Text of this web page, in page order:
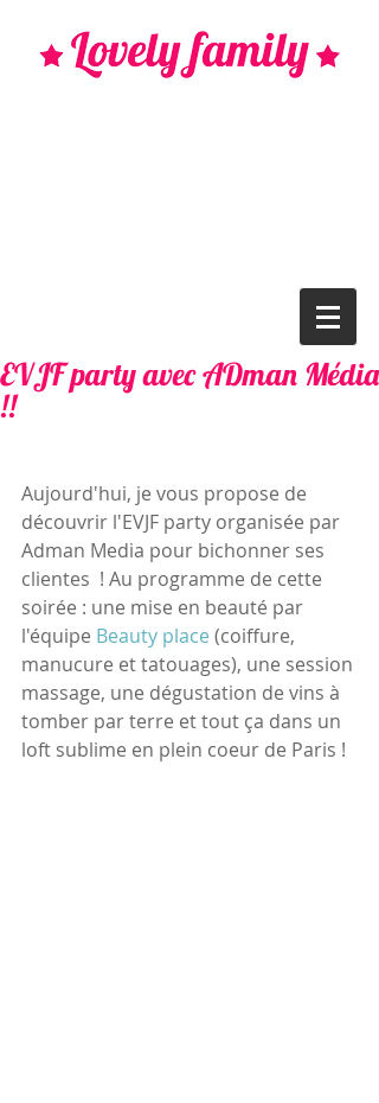
EVJF party avec ADman Média
!!
Aujourd'hui, je vous propose de
découvrir l'EVJF party organisée par
Adman Media pour bichonner ses
clientes  ! Au programme de cette
soirée : une mise en beauté par
l'équipe Beauty place (coiffure,
manucure et tatouages), une session
massage, une dégustation de vins à
tomber par terre et tout ça dans un
loft sublime en plein coeur de Paris !